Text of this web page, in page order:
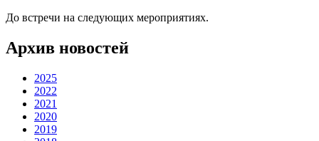
До встречи на следующих мероприятиях.
Архив новостей
2025
2022
2021
2020
2019